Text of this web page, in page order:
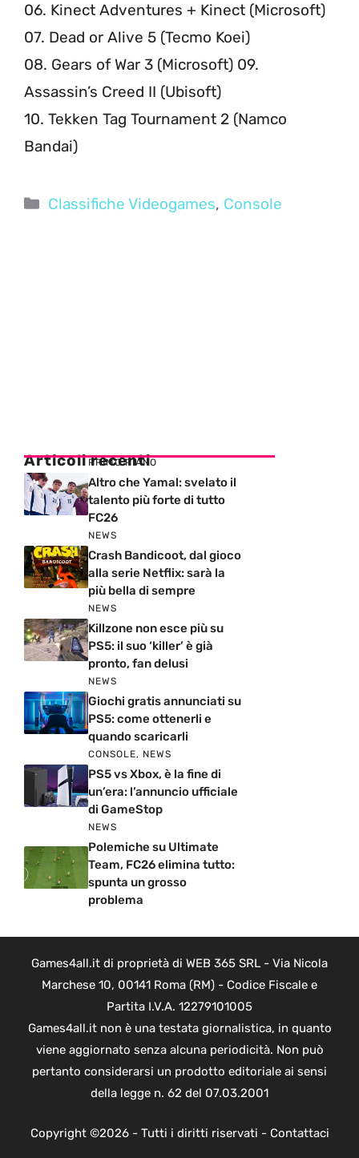
06. Kinect Adventures + Kinect (Microsoft)
07. Dead or Alive 5 (Tecmo Koei)
08. Gears of War 3 (Microsoft) 09.
Assassin’s Creed II (Ubisoft)
10. Tekken Tag Tournament 2 (Namco
Bandai)
Categorie
Classifiche Videogames, Console
Articoli recenti
PRIMO PIANO
Altro che Yamal: svelato il
talento più forte di tutto
FC26
NEWS
Crash Bandicoot, dal gioco
alla serie Netflix: sarà la
più bella di sempre
NEWS
Killzone non esce più su
PS5: il suo ‘killer’ è già
pronto, fan delusi
NEWS
Giochi gratis annunciati su
PS5: come ottenerli e
quando scaricarli
CONSOLE, NEWS
PS5 vs Xbox, è la fine di
un’era: l’annuncio ufficiale
di GameStop
NEWS
Polemiche su Ultimate
Team, FC26 elimina tutto:
spunta un grosso
problema
Games4all.it di proprietà di WEB 365 SRL - Via Nicola
Marchese 10, 00141 Roma (RM) - Codice Fiscale e
Partita I.V.A. 12279101005
Games4all.it non è una testata giornalistica, in quanto
viene aggiornato senza alcuna periodicità. Non può
pertanto considerarsi un prodotto editoriale ai sensi
della legge n. 62 del 07.03.2001
Copyright ©2026 - Tutti i diritti riservati - Contattaci